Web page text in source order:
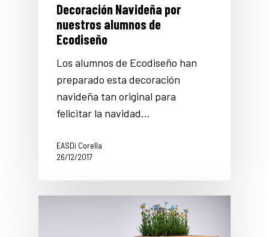
Decoración Navideña por
nuestros alumnos de
Ecodiseño
Los alumnos de Ecodiseño han
preparado esta decoración
navideña tan original para
felicitar la navidad…
EASDi Corella
26/12/2017